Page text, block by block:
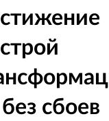
сбоев